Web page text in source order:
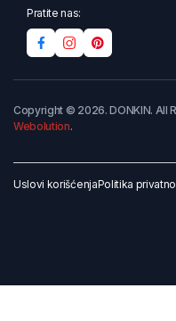
Pratite nas:
Copyright © 2026. DONKIN. All
Webolution.
Uslovi korišćenjaPolitika